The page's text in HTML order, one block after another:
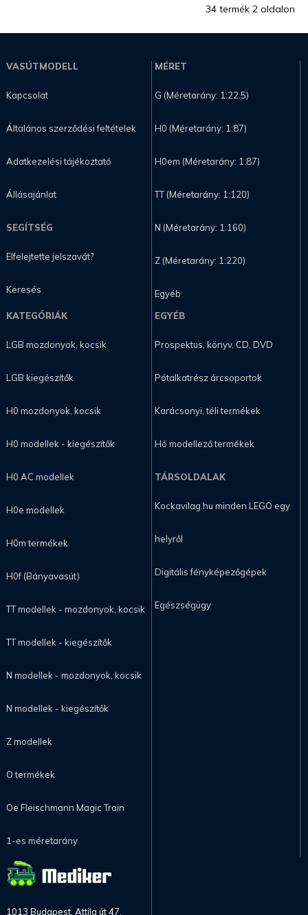
34 termék 2 oldalon
VASÚTMODELL
Kapcsolat
Általános szerződési feltételek
Adatkezelési tájékoztató
Állásajánlat
SEGÍTSÉG
Elfelejtette jelszavát?
Keresés
MÉRET
G (Méretarány: 1:22.5)
H0 (Méretarány: 1:87)
H0em (Méretarány: 1:87)
TT (Méretarány: 1:120)
N (Méretarány: 1:160)
Z (Méretarány: 1:220)
Egyéb
KATEGÓRIÁK
LGB mozdonyok, kocsik
LGB kiegészítők
H0 mozdonyok, kocsik
H0 modellek - kiegészítők
H0 AC modellek
H0e modellek
H0m termékek
H0f (Bányavasút)
TT modellek - mozdonyok, kocsik
TT modellek - kiegészítők
N modellek - mozdonyok, kocsik
N modellek - kiegészítők
Z modellek
O termékek
Oe Fleischmann Magic Train
1-es méretarány
EGYÉB
Prospektus, könyv, CD, DVD
Pótalkatrész árcsoportok
Karácsonyi, téli termékek
Hó modellező termékek
TÁRSOLDALAK
Kockavilag.hu minden LEGO egy
helyről
Digitális fényképezőgépek
Egészségügy
1013 Budapest, Attila út 47.